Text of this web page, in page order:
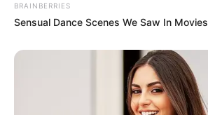
BRAINBERRIES
Sensual Dance Scenes We Saw In Movies